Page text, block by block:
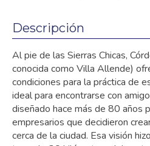
Descripción
Al pie de las Sierras Chicas,
conocida como Villa Allende)
condiciones para la práctica de
ideal para encontrarse con
diseñado hace más de 80 años
empresarios que decidieron
cerca de la ciudad. Esa visión